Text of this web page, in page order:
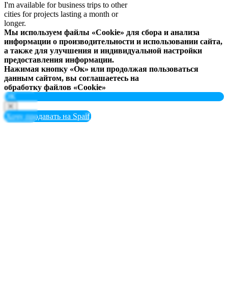
I'm available for business trips to other
cities for projects lasting a month or
longer.
Мы используем файлы «Cookie» для сбора и анализа
информации о производительности и использовании сайта,
а также для улучшения и индивидуальной настройки
предоставления информации.
Нажимая кнопку «Ок» или продолжая пользоваться
данным сайтом, вы соглашаетесь на
обработку файлов «Cookie»
ОК
Хочу продавать на Spaif